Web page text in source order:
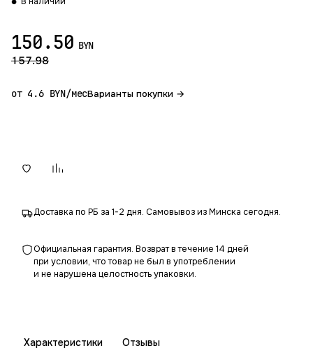
150.50 BYN
157.98
от 4.6 BYN/месВарианты покупки →
Доставка по РБ за 1-2 дня. Самовывоз из Минска сегодня.
Официальная гарантия. Возврат в течение 14 дней
при условии, что товар не был в употреблении
и не нарушена целостность упаковки.
Характеристики Отзывы